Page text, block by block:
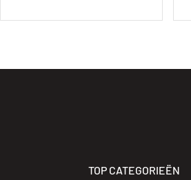
TOP CATEGORIEËN